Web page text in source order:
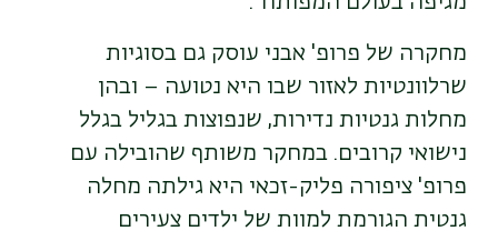
מחקרה של פרופ' אבני עוסק גם בסוגיות
שרלוונטיות לאזור שבו היא נטועה – ובהן
מחלות גנטיות נדירות, שנפוצות בגליל בגלל
נישואי קרובים. במחקר משותף שהובילה עם
פרופ' ציפורה פליק-זכאי היא גילתה מחלה
גנטית הגורמת למוות של ילדים צעירים